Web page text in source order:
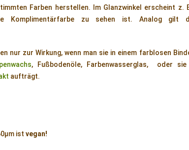
Farben herstellen. Im Glanzwinkel erscheint z.
Komplimentärfarbe zu sehen ist. Analog gilt
nur zur Wirkung, wenn man sie in einem farblosen
, Fußbodenöle, Farbenwasserglas, oder
aufträgt.
istvegan!